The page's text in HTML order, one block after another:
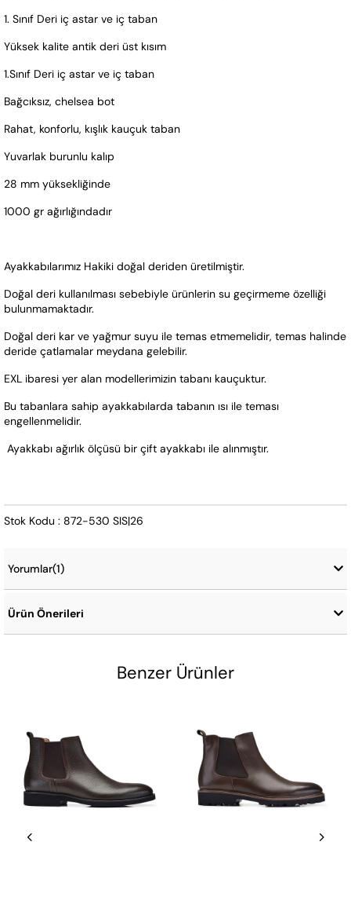
1. Sınıf Deri iç astar ve iç taban
Yüksek kalite antik deri üst kısım
1.Sınıf Deri iç astar ve iç taban
Bağcıksız, chelsea bot
Rahat, konforlu, kışlık kauçuk taban
Yuvarlak burunlu kalıp
28 mm yüksekliğinde
1000 gr ağırlığındadır
Ayakkabılarımız Hakiki doğal deriden üretilmiştir.
Doğal deri kullanılması sebebiyle ürünlerin su geçirmeme özelliği
bulunmamaktadır.
Doğal deri kar ve yağmur suyu ile temas etmemelidir, temas halinde
deride çatlamalar meydana gelebilir.
EXL ibaresi yer alan modellerimizin tabanı kauçuktur.
Bu tabanlara sahip ayakkabılarda tabanın ısı ile teması
engellenmelidir.
Ayakkabı ağırlık ölçüsü bir çift ayakkabı ile alınmıştır.
Stok Kodu : 872-530 SIS|26
Yorumlar(1)
Ürün Önerileri
Benzer Ürünler